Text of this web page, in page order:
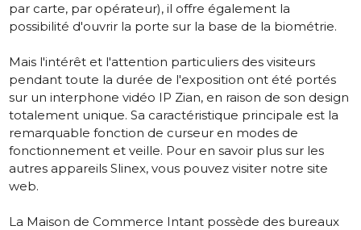
par carte, par opérateur), il offre également la
possibilité d'ouvrir la porte sur la base de la biométrie.
Mais l'intérêt et l'attention particuliers des visiteurs
pendant toute la durée de l'exposition ont été portés
sur un interphone vidéo IP Zian, en raison de son design
totalement unique. Sa caractéristique principale est la
remarquable fonction de curseur en modes de
fonctionnement et veille. Pour en savoir plus sur les
autres appareils Slinex, vous pouvez visiter notre site
web.
La Maison de Commerce Intant possède des bureaux